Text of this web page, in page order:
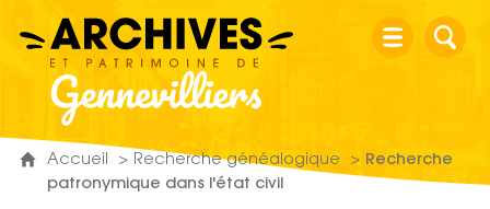
Archives et patrimoine de
Accueil Recherche généalogique
Recherche
patronymique dans l'état civil